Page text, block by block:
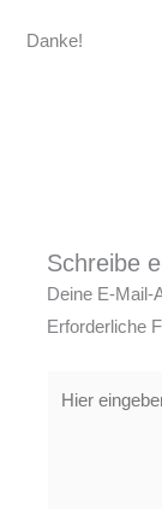
Danke!
Schreibe
Deine E-Mail-
Erforderliche